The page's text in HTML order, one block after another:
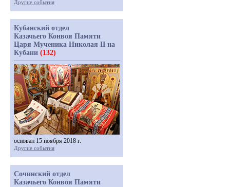
Другие события
Кубанский отдел
Казачьего Конвоя Памяти
Царя Мученика Николая II на
Кубани (132)
основан 15 ноября 2018 г.
Другие события
Сочинский отдел
Казачьего Конвоя Памяти